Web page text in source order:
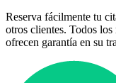
Reserva fácilmente tu
otros clientes. Todos
ofrecen garantía en su